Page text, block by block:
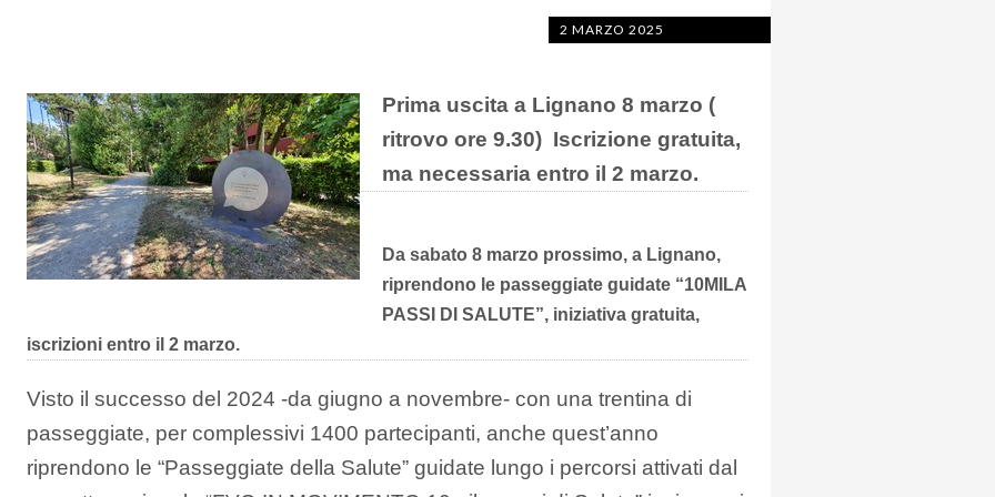
2 MARZO 2025
Prima uscita a Lignano 8 marzo (
ritrovo ore 9.30) Iscrizione gratuita,
ma necessaria entro il 2 marzo.
Da sabato 8 marzo prossimo, a Lignano,
riprendono le passeggiate guidate “10MILA
PASSI DI SALUTE”, iniziativa gratuita,
iscrizioni entro il 2 marzo.
Visto il successo del 2024 -da giugno a novembre- con una trentina di
passeggiate, per complessivi 1400 partecipanti, anche quest’anno
riprendono le “Passeggiate della Salute” guidate lungo i percorsi attivati dal